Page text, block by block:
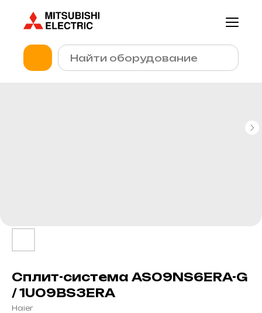
Сплит-система AS09NS6ERA-G
/ 1U09BS3ERA
Haier